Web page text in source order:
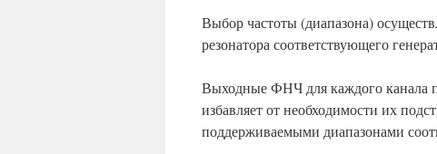
Выбор частоты (диапазона)
резонатора соответствующего
Выходные ФНЧ для каждого канала
избавляет от необходимости их
поддерживаемыми диапазонами